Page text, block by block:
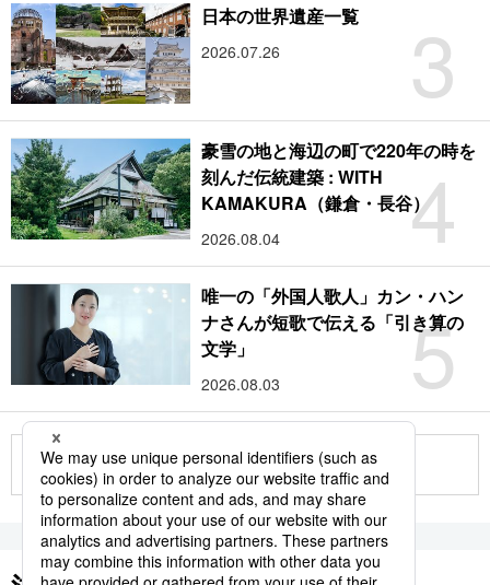
3
日本の世界遺産一覧
2026.07.26
4
豪雪の地と海辺の町で220年の時を
刻んだ伝統建築 : WITH
KAMAKURA（鎌倉・長谷）
2026.08.04
5
唯一の「外国人歌人」カン・ハン
ナさんが短歌で伝える「引き算の
文学」
2026.08.03
もっと見る